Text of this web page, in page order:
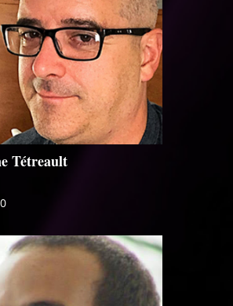
Tétreault